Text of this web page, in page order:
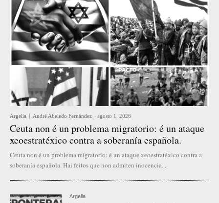
Argelia André Abeledo Fernández - agosto 1, 2026
Ceuta non é un problema migratorio: é un ataque
xeoestratéxico contra a soberanía española.
Ceuta non é un problema migratorio: é un ataque xeoestratéxico contra a
soberanía española. Hai feitos que non admiten inocencia....
Argelia